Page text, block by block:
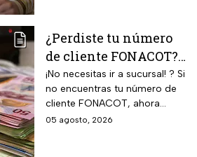
deben completar el cambio.
¿Perdiste tu número
de cliente FONACOT?
Así puedes
recuperarlo y
consultar tu crédito
2026
¡No necesitas ir a sucursal! ? Si
no encuentras tu número de
cliente FONACOT, ahora
puedes recuperarlo y
05 agosto, 2026